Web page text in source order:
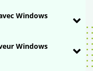
Windows
Windows